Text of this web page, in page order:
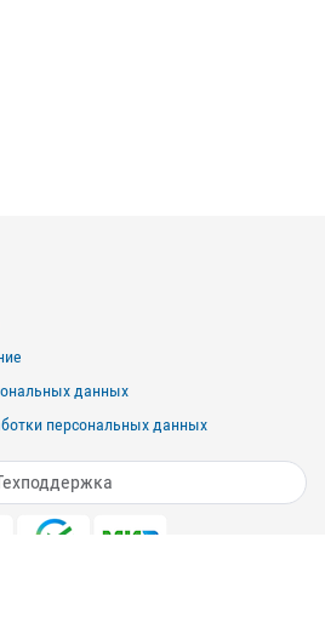
данных
персональных данных